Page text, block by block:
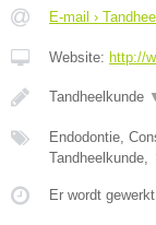
E-mail ›
Website: http://
Tandheelkunde
Endodontie,
Tandheelkunde,
Er wordt